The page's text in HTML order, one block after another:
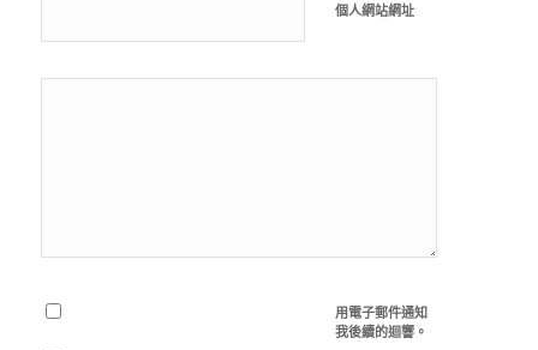
個人網站網址
用電子郵件通知
我後續的迴響。